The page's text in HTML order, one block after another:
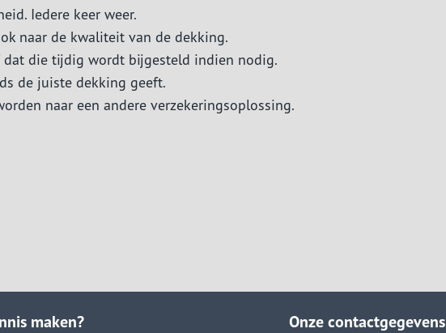
Iedere keer weer.
naar de kwaliteit van de dekking.
dat die tijdig wordt bijgesteld indien nodig.
de juiste dekking geeft.
naar een andere verzekeringsoplossing.
maken? Onze contactgegevens